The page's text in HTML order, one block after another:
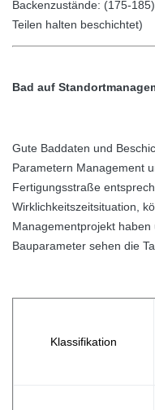
Backenzustände: (175-
Teilen halten beschichtet)
Bad auf
Gute Baddaten und
Parametern Management
Fertigungsstraße
Wirklichkeitszeitsituation,
Managementprojekt
Bauparameter sehen die
Klassifikation